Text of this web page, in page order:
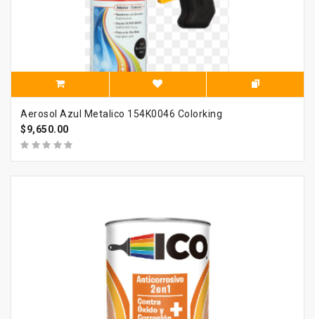
Aerosol Azul Metalico 154K0046 Colorking
$9,650.00